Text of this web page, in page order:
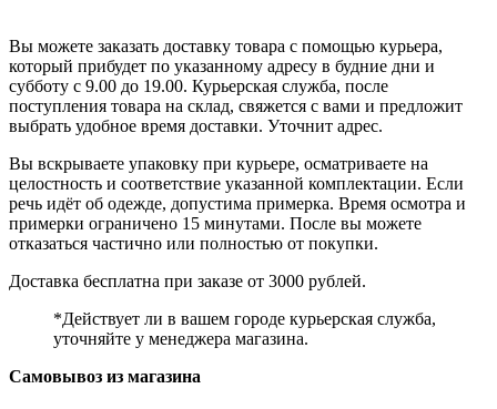
Вы можете заказать доставку товара с помощью курьера,
который прибудет по указанному адресу в будние дни и
субботу с 9.00 до 19.00. Курьерская служба, после
поступления товара на склад, свяжется с вами и предложит
выбрать удобное время доставки. Уточнит адрес.
Вы вскрываете упаковку при курьере, осматриваете на
целостность и соответствие указанной комплектации. Если
речь идёт об одежде, допустима примерка. Время осмотра и
примерки ограничено 15 минутами. После вы можете
отказаться частично или полностью от покупки.
Доставка бесплатна при заказе от 3000 рублей.
*Действует ли в вашем городе курьерская служба,
уточняйте у менеджера магазина.
Самовывоз из магазина